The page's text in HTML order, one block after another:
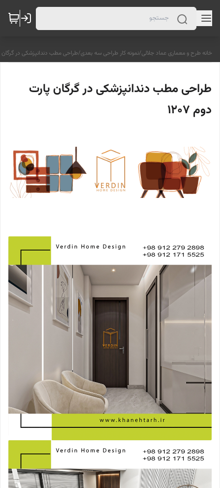
خانه طرح و معماری عماد جلالی/نمونه کار طراحی سه بعدی/طراحی مطب دندانپزشکی در گرگان
طراحی مطب دندانپزشکی در گرگان پارت
دوم 1207